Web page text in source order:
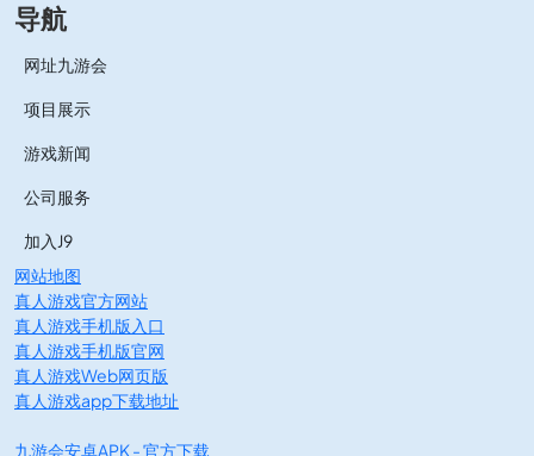
导航
网址九游会
项目展示
游戏新闻
公司服务
加入J9
网站地图
真人游戏官方网站
真人游戏手机版入口
真人游戏手机版官网
真人游戏Web网页版
真人游戏app下载地址
九游会安卓APK - 官方下载